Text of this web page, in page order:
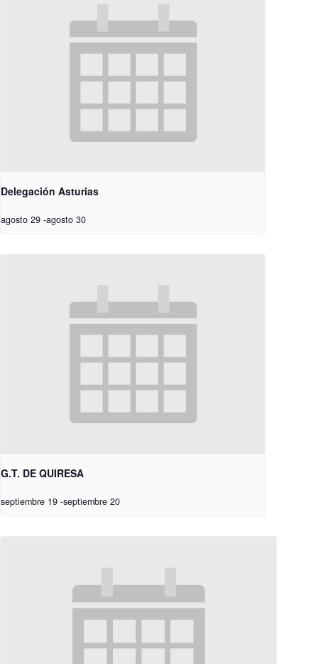
Delegación Asturias
agosto 29 -agosto 30
G.T. DE QUIRESA
septiembre 19 -septiembre 20